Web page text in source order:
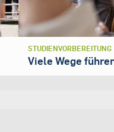
STUDIENVORBEREITUNG
Viele Wege